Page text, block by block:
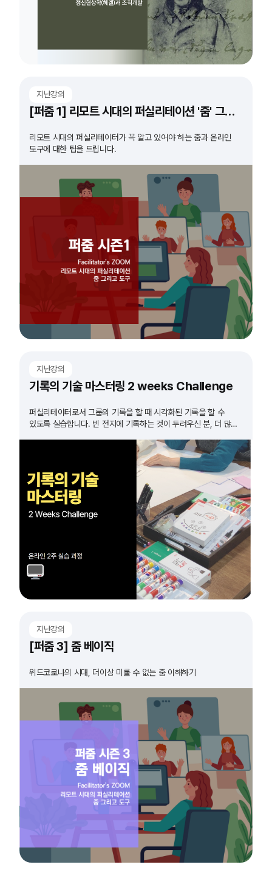
지난강의
[퍼줌 1] 리모트 시대의 퍼실리테이션 '줌' 그리고 '도구'
리모트 시대의 퍼실리테이터가 꼭 알고 있어야 하는 줌과 온라인
도구에 대한 팁을 드립니다.
지난강의
기록의 기술 마스터링 2 weeks Challenge
퍼실리테이터로서 그룹의 기록을 할 때 시각화된 기록을 할 수
있도록 실습합니다. 빈 전지에 기록하는 것이 두려우신 분, 더 많은
지난강의
[퍼줌 3] 줌 베이직
위드코로나의 시대, 더이상 미룰 수 없는 줌 이해하기